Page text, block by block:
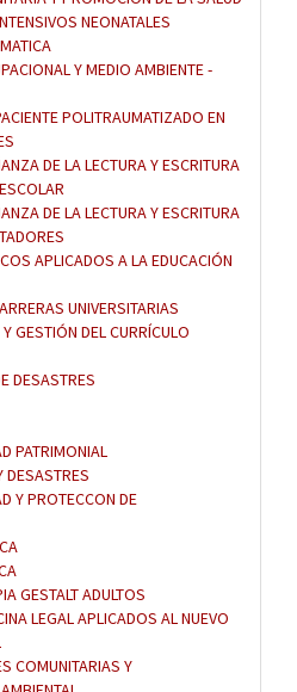
NEONATALES
Y MEDIO AMBIENTE -
POLITRAUMATIZADO EN
DE LA LECTURA Y ESCRITURA
DE LA LECTURA Y ESCRITURA
APLICADOS A LA EDUCACIÓN
UNIVERSITARIAS
GESTIÓN DEL CURRÍCULO
DESASTRES
PATRIMONIAL
DESASTRES
Y PROTECCON DE
GESTALT ADULTOS
LEGAL APLICADOS AL NUEVO
COMUNITARIAS Y